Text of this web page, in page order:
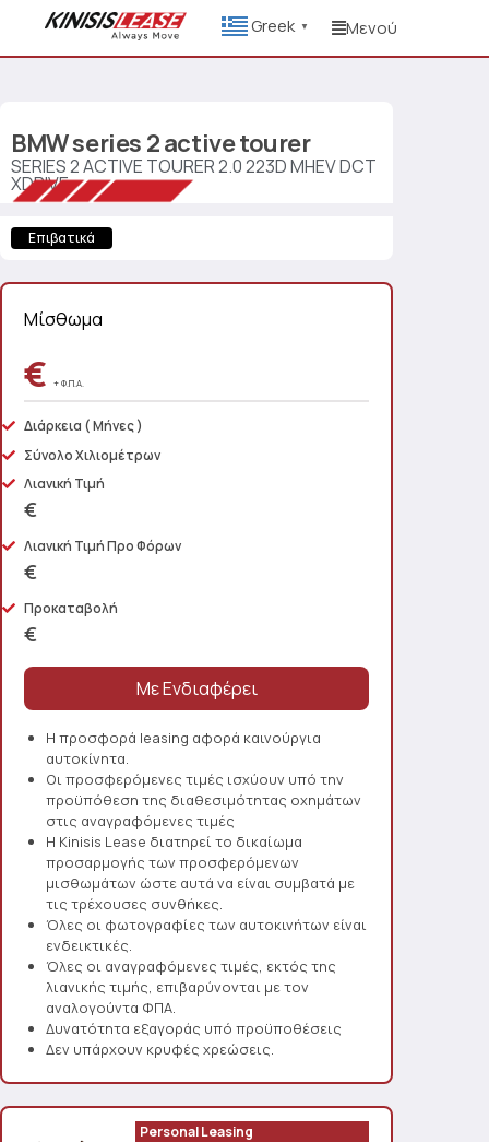
Greek ▼ Μενού
BMWseries 2 active tourer
SERIES 2 ACTIVE TOURER 2.0 223D MHEV DCT
XDRIVE
Επιβατικά
Μίσθωμα
€ + Φ.Π.Α.
Διάρκεια ( Μήνες )
Σύνολο Χιλιομέτρων
Λιανική Τιμή
€
Λιανική Τιμή Προ Φόρων
€
Προκαταβολή
€
Η προσφορά leasing αφορά καινούργια
αυτοκίνητα.
Οι προσφερόμενες τιμές ισχύουν υπό την
προϋπόθεση της διαθεσιμότητας οχημάτων
στις αναγραφόμενες τιμές
Η Kinisis Lease διατηρεί το δικαίωμα
προσαρμογής των προσφερόμενων
μισθωμάτων ώστε αυτά να είναι συμβατά με
τις τρέχουσες συνθήκες.
Όλες οι φωτογραφίες των αυτοκινήτων είναι
ενδεικτικές.
Όλες οι αναγραφόμενες τιμές, εκτός της
λιανικής τιμής, επιβαρύνονται με τον
αναλογούντα ΦΠΑ.
Δυνατότητα εξαγοράς υπό προϋποθέσεις
Δεν υπάρχουν κρυφές χρεώσεις.
Personal Leasing